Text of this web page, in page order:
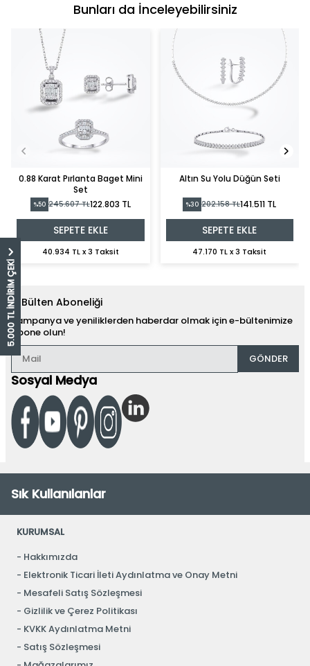
5.000 TL İNDİRİM ÇEKİ
Bunları da İnceleyebilirsiniz
0.88 Karat Pırlanta Baget Mini
Set
%50 245.607 TL122.803 TL
SEPETE EKLE
40.934 TL x 3 Taksit
Altın Su Yolu Düğün Seti
%30 202.158 TL141.511 TL
SEPETE EKLE
47.170 TL x 3 Taksit
E-Bülten Aboneliği
Kampanya ve yeniliklerden haberdar olmak için e-bültenimize
abone olun!
GÖNDER
Sosyal Medya
Sık Kullanılanlar
KURUMSAL
Hakkımızda
Elektronik Ticari İleti Aydınlatma ve Onay Metni
Mesafeli Satış Sözleşmesi
Gizlilik ve Çerez Politikası
KVKK Aydınlatma Metni
Satış Sözleşmesi